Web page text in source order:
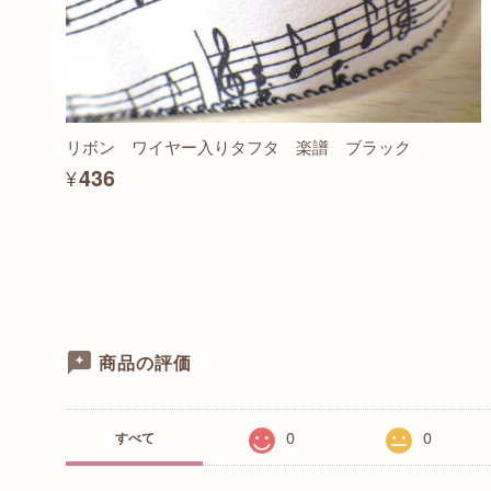
リボン ワイヤー入りタフタ 楽譜 ブラック
¥436
商品の評価
すべて 0 0